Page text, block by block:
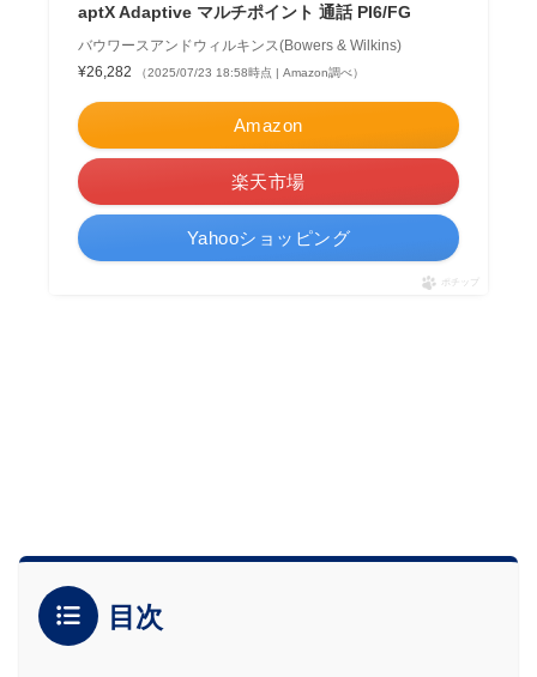
aptX Adaptive マルチポイント 通話 PI6/FG
バウワースアンドウィルキンス(Bowers & Wilkins)
¥26,282
（2025/07/23 18:58時点 | Amazon調べ）
Amazon
楽天市場
Yahooショッピング
ポチップ
目次